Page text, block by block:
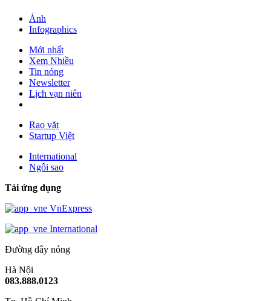
Ảnh
Infographics
Mới nhất
Xem Nhiều
Tin nóng
Newsletter
Lịch vạn niên
Rao vặt
Startup Việt
International
Ngôi sao
Tải ứng dụng
VnExpress
International
Đường dây nóng
Hà Nội
083.888.0123